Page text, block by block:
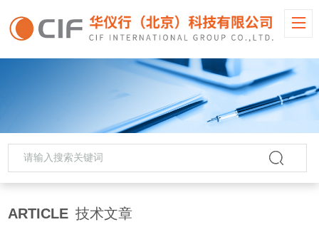
ARTICLE 技术文章